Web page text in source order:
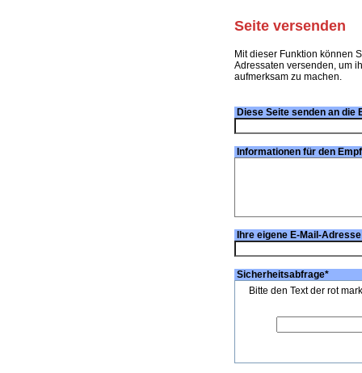
Seite versenden
Mit dieser Funktion können
Adressaten versenden, um
aufmerksam zu machen.
Diese Seite senden an die
Informationen für den
Ihre eigene E-Mail-
Sicherheitsabfrage*
Bitte den Text der rot